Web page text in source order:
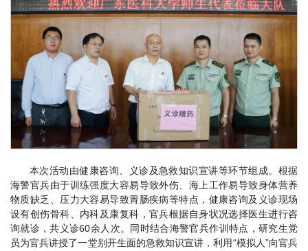
本次活动由健康咨询、义诊及急救知识宣讲等环节组成。根据
海警官兵由于训练强度大容易导致外伤、海上工作易导致身体营养
物质缺乏、压力大容易导致胃肠疾病等特点，健康咨询及义诊现场
设有创伤骨科、内科及康复科，官兵根据自身状况选择医生进行咨
询就诊，共义诊60余人次。同时结合海警官兵作训特点，研究生党
员为官兵讲授了一堂别开生面的急救知识宣讲，利用“模拟人”向官兵